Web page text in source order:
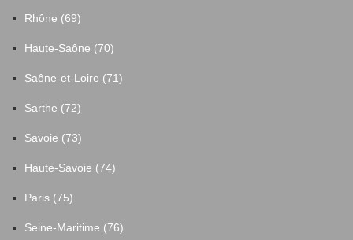
Rhône (69)
Haute-Saône (70)
Saône-et-Loire (71)
Sarthe (72)
Savoie (73)
Haute-Savoie (74)
Paris (75)
Seine-Maritime (76)